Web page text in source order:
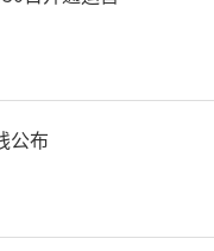
督促上
金融相
悉任职
公布